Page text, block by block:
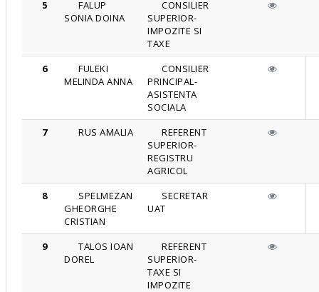
5
FALUP
SONIA DOINA
CONSILIER
SUPERIOR-
IMPOZITE SI
TAXE
6
FULEKI
MELINDA ANNA
CONSILIER
PRINCIPAL-
ASISTENTA
SOCIALA
7
RUS AMALIA
REFERENT
SUPERIOR-
REGISTRU
AGRICOL
8
SPELMEZAN
GHEORGHE
CRISTIAN
SECRETAR
UAT
9
TALOS IOAN
DOREL
REFERENT
SUPERIOR-
TAXE SI
IMPOZITE